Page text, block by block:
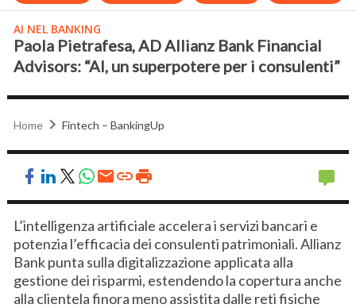
AI NEL BANKING
Paola Pietrafesa, AD Allianz Bank Financial
Advisors: “AI, un superpotere per i consulenti”
Home Fintech – BankingUp
L’intelligenza artificiale accelera i servizi bancari e
potenzia l’efficacia dei consulenti patrimoniali. Allianz
Bank punta sulla digitalizzazione applicata alla
gestione dei risparmi, estendendo la copertura anche
alla clientela finora meno assistita dalle reti fisiche